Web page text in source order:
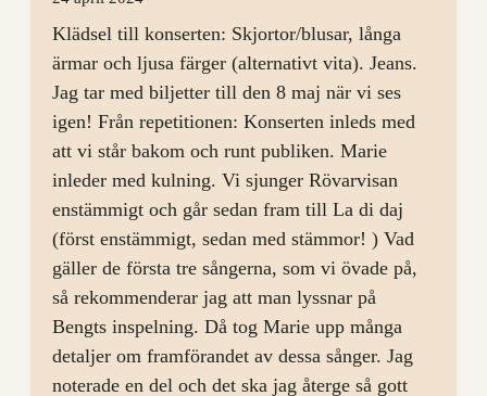
Klädsel till konserten: Skjortor/blusar, långa
ärmar och ljusa färger (alternativt vita). Jeans.
Jag tar med biljetter till den 8 maj när vi ses
igen! Från repetitionen: Konserten inleds med
att vi står bakom och runt publiken. Marie
inleder med kulning. Vi sjunger Rövarvisan
enstämmigt och går sedan fram till La di daj
(först enstämmigt, sedan med stämmor! ) Vad
gäller de första tre sångerna, som vi övade på,
så rekommenderar jag att man lyssnar på
Bengts inspelning. Då tog Marie upp många
detaljer om framförandet av dessa sånger. Jag
noterade en del och det ska jag återge så gott